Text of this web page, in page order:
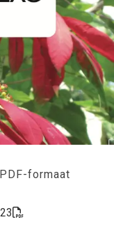
formaat